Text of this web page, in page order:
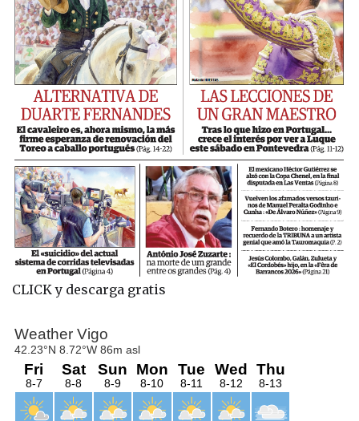
CLICK y descarga gratis